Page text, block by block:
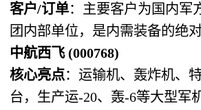
客户/订单：主要客户为国内军
团内部单位，是内需装备的绝对
中航西飞 (000768)
核心亮点：运输机、轰炸机、
台，生产运-20、轰-6等大型军